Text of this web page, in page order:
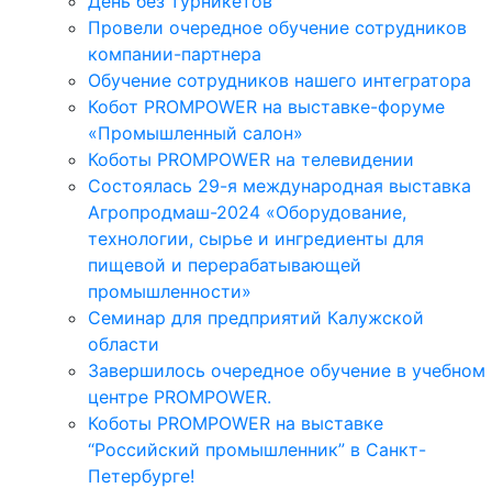
Провели очередное обучение сотрудников
компании-партнера
Обучение сотрудников нашего интегратора
Кобот PROMPOWER на выставке-форуме
«Промышленный салон»
Коботы PROMPOWER на телевидении
Состоялась 29-я международная выставка
Агропродмаш-2024 «Оборудование,
технологии, сырье и ингредиенты для
пищевой и перерабатывающей
промышленности»
Семинар для предприятий Калужской
области
Завершилось очередное обучение в учебном
центре PROMPOWER.
Коботы PROMPOWER на выставке
“Российский промышленник” в Санкт-
Петербурге!